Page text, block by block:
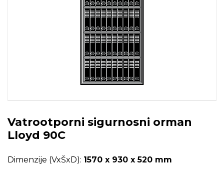
Vatrootporni sigurnosni orman
Lloyd 90C
Dimenzije (VxŠxD): 1570 x 930 x 520 mm